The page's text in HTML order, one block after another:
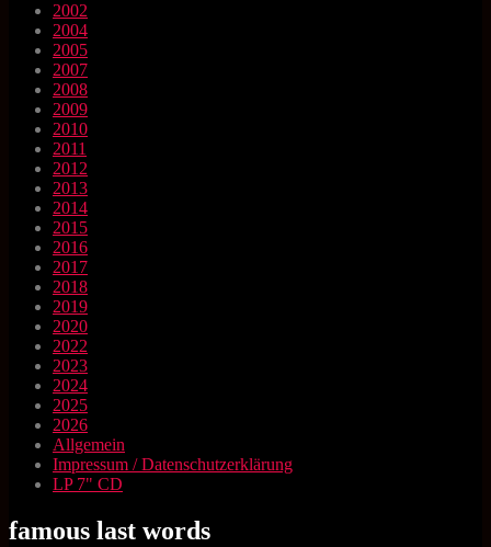
2002
2004
2005
2007
2008
2009
2010
2011
2012
2013
2014
2015
2016
2017
2018
2019
2020
2022
2023
2024
2025
2026
Allgemein
Impressum / Datenschutzerklärung
LP 7" CD
famous last words